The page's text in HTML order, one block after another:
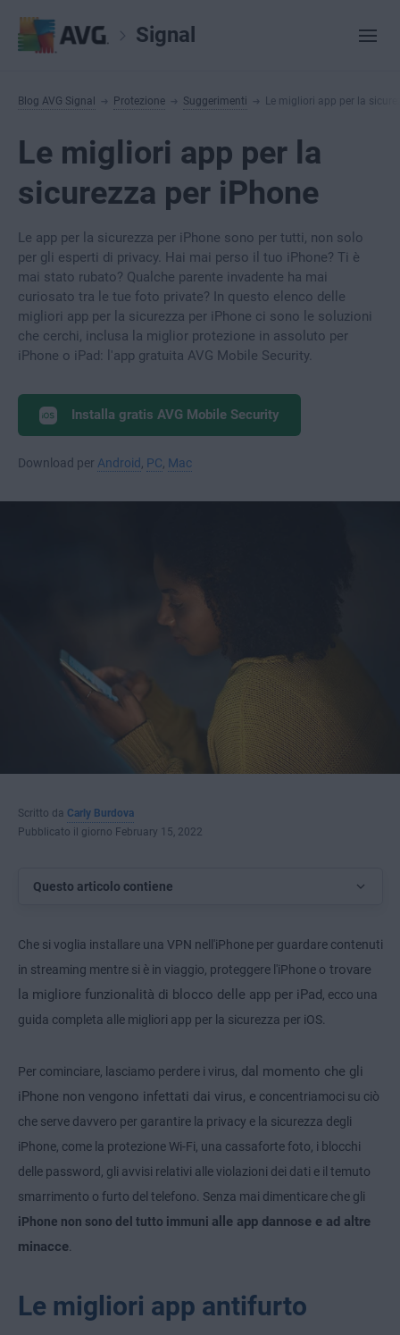
Signal
Blog AVG Signal Protezione Suggerimenti Le migliori app per la
Le migliori app per la
sicurezza per iPhone
Le app per la sicurezza per iPhone sono per tutti, non solo
per gli esperti di privacy. Hai mai perso il tuo iPhone? Ti è
mai stato rubato? Qualche parente invadente ha mai
curiosato tra le tue foto private? In questo elenco delle
migliori app per la sicurezza per iPhone ci sono le soluzioni
che cerchi, inclusa la miglior protezione in assoluto per
iPhone o iPad: l'app gratuita AVG Mobile Security.
Installa gratis AVG Mobile Security
Download per Android PC Mac
Scritto da Carly Burdova
Pubblicato il giorno February 15, 2022
Questo articolo contiene
Che si voglia installare una VPN nell'iPhone per guardare contenuti
in streaming mentre si è in viaggio, proteggere l'iPhone o trovare
la migliore funzionalità di blocco delle app per iPad, ecco una
guida completa alle migliori app per la sicurezza per iOS.
Per cominciare, lasciamo perdere i virus, dal momento che gli
iPhone non vengono infettati dai virus, e concentriamoci su ciò
che serve davvero per garantire la privacy e la sicurezza degli
iPhone, come la protezione Wi-Fi, una cassaforte foto, i blocchi
delle password, gli avvisi relativi alle violazioni dei dati e il temuto
smarrimento o furto del telefono. Senza mai dimenticare che gli
iPhone non sono del tutto immuni alle app dannose e ad altre
minacce.
Le migliori app antifurto